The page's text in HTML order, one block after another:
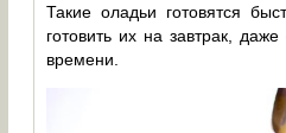
Такие оладьи готовятся
готовить их на завтрак,
времени.